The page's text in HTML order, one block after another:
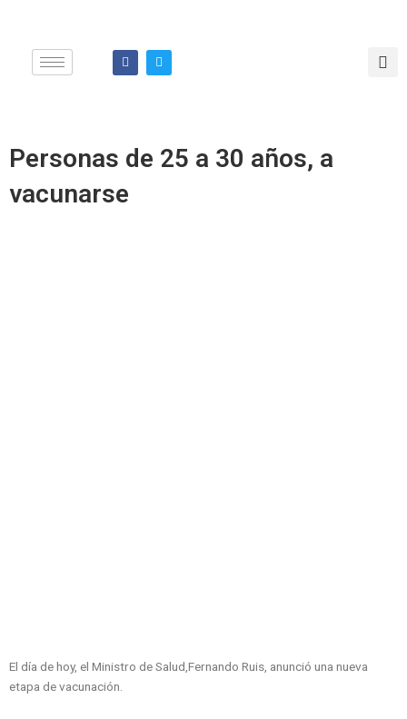
contenido
F
a
c
T
w
i
Personas de 25 a 30 años, a
vacunarse
El día de hoy, el Ministro de Salud,Fernando Ruis, anunció una nueva
etapa de vacunación.